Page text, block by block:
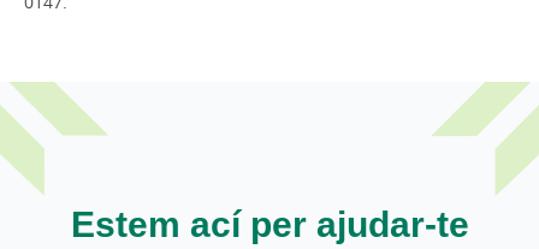
Estem ací per ajudar-te